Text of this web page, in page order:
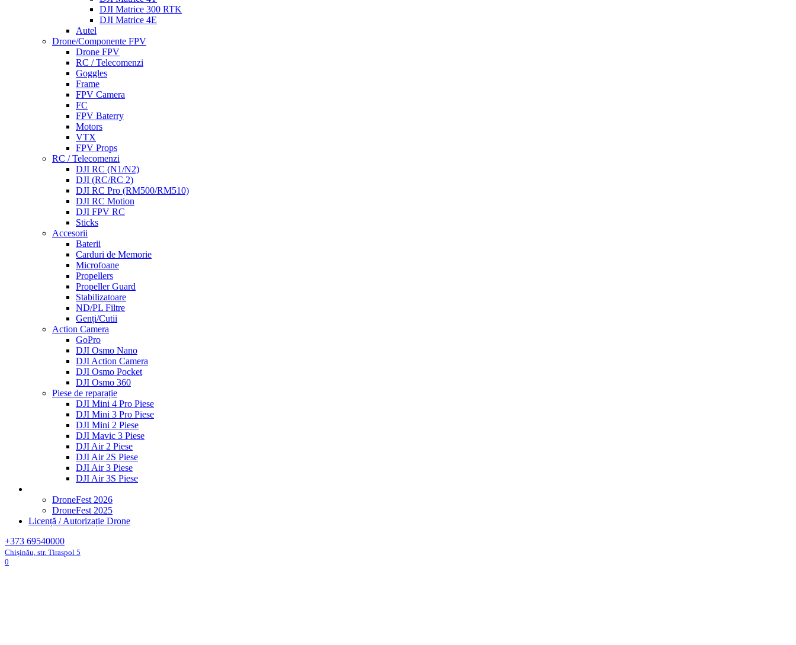
DJI Matrice 300 RTK
DJI Matrice 4E
Autel
Drone/Componente FPV
Drone FPV
RC / Telecomenzi
Goggles
Frame
FPV Camera
FC
FPV Baterry
Motors
VTX
FPV Props
RC / Telecomenzi
DJI RC (N1/N2)
DJI (RC/RC 2)
DJI RC Pro (RM500/RM510)
DJI RC Motion
DJI FPV RC
Sticks
Accesorii
Baterii
Carduri de Memorie
Microfoane
Propellers
Propeller Guard
Stabilizatoare
ND/PL Filtre
Genți/Cutii
Action Camera
GoPro
DJI Osmo Nano
DJI Action Camera
DJI Osmo Pocket
DJI Osmo 360
Piese de reparație
DJI Mini 4 Pro Piese
DJI Mini 3 Pro Piese
DJI Mini 2 Piese
DJI Mavic 3 Piese
DJI Air 2 Piese
DJI Air 2S Piese
DJI Air 3 Piese
DJI Air 3S Piese
DroneFest 2026
DroneFest 2025
Licență / Autorizație Drone
+373 69540000
Chișinău, str. Tiraspol 5
0